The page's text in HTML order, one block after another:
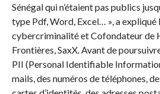
Sénégal qui n’étaient pas publics
type Pdf, Word, Excel… », a expliqué
cybercriminalité et Cofondateur de
Frontières, SaxX. Avant de
PII (Personal Identifiable
mails, des numéros de téléphones,